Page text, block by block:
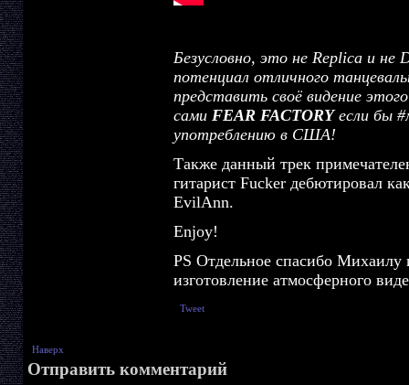
Безусловно, это не Replica и не
потенциал отличного
представить своё видение
сами FEAR FACTORYесли бы
употреблению в США!
Также данный трек
гитарист Fucker дебютировал
EvilAnn.
Enjoy!
PS Отдельное спасибо
изготовление атмосферного
Tweet
Наверх
Отправить комментарий